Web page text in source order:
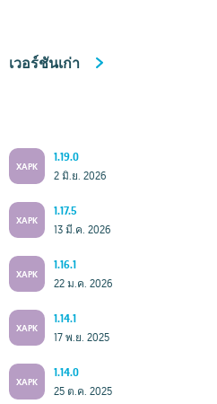
เวอร์ชันเก่า
XAPK
1.19.0
2 มิ.ย. 2026
XAPK
1.17.5
13 มี.ค. 2026
XAPK
1.16.1
22 ม.ค. 2026
XAPK
1.14.1
17 พ.ย. 2025
XAPK
1.14.0
25 ต.ค. 2025